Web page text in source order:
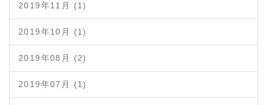
2019年11月 (1)
2019年10月 (1)
2019年08月 (2)
2019年07月 (1)